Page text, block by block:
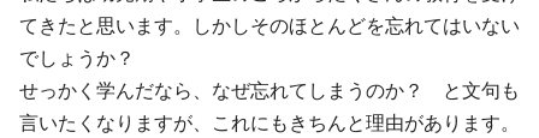
てきたと思います。しかしそのほとんどを忘れてはいない
でしょうか？
せっかく学んだなら、なぜ忘れてしまうのか？ と文句も
言いたくなりますが、これにもきちんと理由があります。